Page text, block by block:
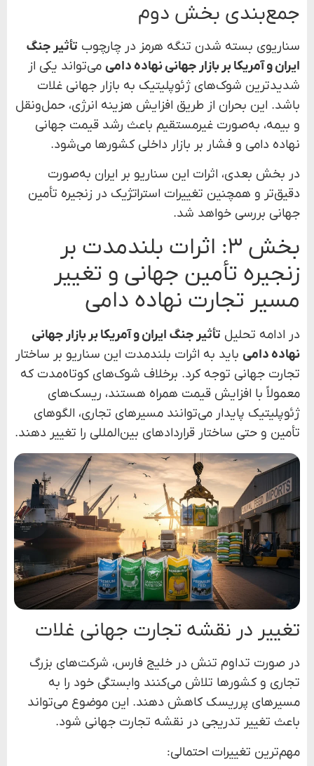
جمع‌بندی بخش دوم
سناریوی بسته شدن تنگه هرمز در چارچوب تأثیر جنگ
ایران و آمریکا بر بازار جهانی نهاده دامی می‌تواند یکی از
شدیدترین شوک‌های ژئوپلیتیک به بازار جهانی غلات
باشد. این بحران از طریق افزایش هزینه انرژی، حمل‌ونقل
و بیمه، به‌صورت غیرمستقیم باعث رشد قیمت جهانی
نهاده دامی و فشار بر بازار داخلی کشورها می‌شود.
در بخش بعدی، اثرات این سناریو بر ایران به‌صورت
دقیق‌تر و همچنین تغییرات استراتژیک در زنجیره تأمین
جهانی بررسی خواهد شد.
بخش ۳: اثرات بلندمدت بر
زنجیره تأمین جهانی و تغییر
مسیر تجارت نهاده دامی
در ادامه تحلیل تأثیر جنگ ایران و آمریکا بر بازار جهانی
نهاده دامی باید به اثرات بلندمدت این سناریو بر ساختار
تجارت جهانی توجه کرد. برخلاف شوک‌های کوتاه‌مدت که
معمولاً با افزایش قیمت همراه هستند، ریسک‌های
ژئوپلیتیک پایدار می‌توانند مسیرهای تجاری، الگوهای
تأمین و حتی ساختار قراردادهای بین‌المللی را تغییر دهند.
تغییر در نقشه تجارت جهانی غلات
در صورت تداوم تنش در خلیج فارس، شرکت‌های بزرگ
تجاری و کشورها تلاش می‌کنند وابستگی خود را به
مسیرهای پرریسک کاهش دهند. این موضوع می‌تواند
باعث تغییر تدریجی در نقشه تجارت جهانی شود.
مهم‌ترین تغییرات احتمالی: